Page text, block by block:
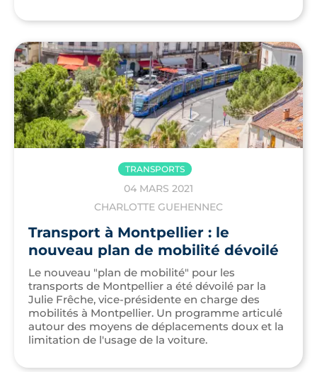
TRANSPORTS
04 MARS 2021
CHARLOTTE GUEHENNEC
Transport à Montpellier : le
nouveau plan de mobilité dévoilé
Le nouveau "plan de mobilité" pour les
transports de Montpellier a été dévoilé par la
Julie Frêche, vice-présidente en charge des
mobilités à Montpellier. Un programme articulé
autour des moyens de déplacements doux et la
limitation de l'usage de la voiture.